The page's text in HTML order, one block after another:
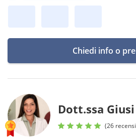
Chiedi info o
Dott.ssa
(26